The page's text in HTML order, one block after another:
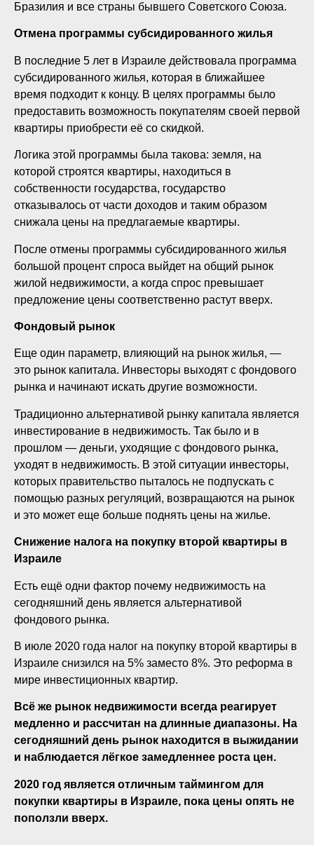
Бразилия и все страны бывшего Советского Союза.
Отмена программы субсидированного жилья
В последние 5 лет в Израиле действовала программа
субсидированного жилья, которая в ближайшее
время подходит к концу. В целях программы было
предоставить возможность покупателям своей первой
квартиры приобрести её со скидкой.
Логика этой программы была такова: земля, на
которой строятся квартиры, находиться в
собственности государства, государство
отказывалось от части доходов и таким образом
снижала цены на предлагаемые квартиры.
После отмены программы субсидированного жилья
большой процент спроса выйдет на общий рынок
жилой недвижимости, а когда спрос превышает
предложение цены соответственно растут вверх.
Фондовый рынок
Еще один параметр, влияющий на рынок жилья, —
это рынок капитала. Инвесторы выходят с фондового
рынка и начинают искать другие возможности.
Традиционно альтернативой рынку капитала является
инвестирование в недвижимость. Так было и в
прошлом — деньги, уходящие с фондового рынка,
уходят в недвижимость. В этой ситуации инвесторы,
которых правительство пыталось не подпускать с
помощью разных регуляций, возвращаются на рынок
и это может еще больше поднять цены на жилье.
Снижение налога на покупку второй квартиры в
Израиле
Есть ещё одни фактор почему недвижимость на
сегодняшний день является альтернативой
фондового рынка.
В июле 2020 года налог на покупку второй квартиры в
Израиле снизился на 5% заместо 8%. Это реформа в
мире инвестиционных квартир.
Всё же рынок недвижимости всегда реагирует
медленно и рассчитан на длинные диапазоны. На
сегодняшний день рынок находится в выжидании
и наблюдается лёгкое замедленнее роста цен.
2020 год является отличным таймингом для
покупки квартиры в Израиле, пока цены опять не
поползли вверх.